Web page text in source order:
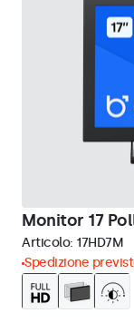
Monitor 17
Articolo: 17HD7M
Spedizione